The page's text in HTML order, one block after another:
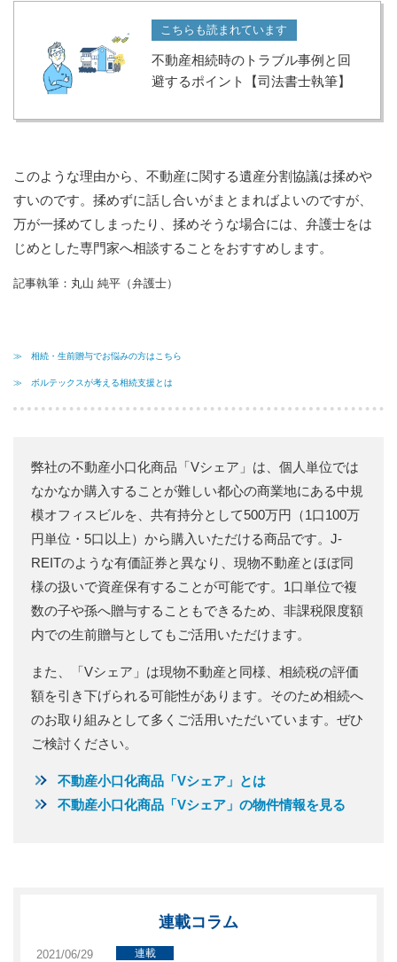
こちらも読まれています
不動産相続時のトラブル事例と回
避するポイント【司法書士執筆】
このような理由から、不動産に関する遺産分割協議は揉めや
すいのです。揉めずに話し合いがまとまればよいのですが、
万が一揉めてしまったり、揉めそうな場合には、弁護士をは
じめとした専門家へ相談することをおすすめします。
記事執筆：丸山 純平（弁護士）
≫ 相続・生前贈与でお悩みの方はこちら
≫ ボルテックスが考える相続支援とは
弊社の不動産小口化商品「Vシェア」は、個人単位では
なかなか購入することが難しい都心の商業地にある中規
模オフィスビルを、共有持分として500万円（1口100万
円単位・5口以上）から購入いただける商品です。J-
REITのような有価証券と異なり、現物不動産とほぼ同
様の扱いで資産保有することが可能です。1口単位で複
数の子や孫へ贈与することもできるため、非課税限度額
内での生前贈与としてもご活用いただけます。
また、「Vシェア」は現物不動産と同様、相続税の評価
額を引き下げられる可能性があります。そのため相続へ
のお取り組みとして多くご活用いただいています。ぜひ
ご検討ください。
不動産小口化商品「Vシェア」とは
不動産小口化商品「Vシェア」の物件情報を見る
連載コラム
2021/06/29 連載